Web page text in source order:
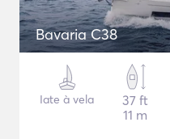
Bavaria C38
Iate à vela
37 ft
11 m